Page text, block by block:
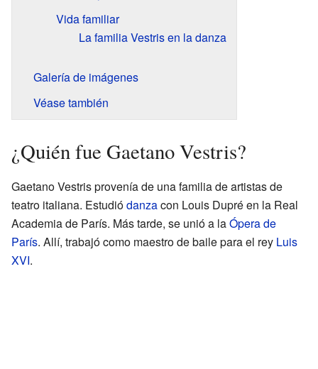
Vida familiar
La familia Vestris en la danza
Galería de imágenes
Véase también
¿Quién fue Gaetano Vestris?
Gaetano Vestris provenía de una familia de artistas de
teatro italiana. Estudiódanzacon Louis Dupré en la Real
Academia de París. Más tarde, se unió a laÓpera de
París. Allí, trabajó como maestro de baile para el rey Luis
XVI.